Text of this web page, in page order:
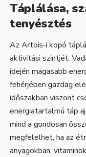
Táplálása,
tenyésztés
Az Artois-i kopó
aktivitási szintjét.
idején magasabb
fehérjében gazdag
időszakban viszont
energiatartalmú táp
mind a gondosan
megfelelhet, ha az
anyagokban,